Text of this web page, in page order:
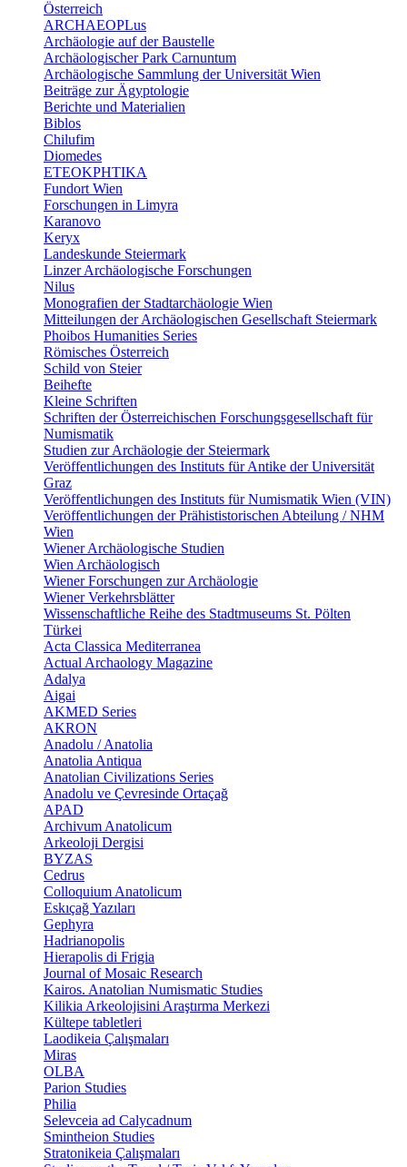
Österreich
ARCHAEOPLus
Archäologie auf der Baustelle
Archäologischer Park Carnuntum
Archäologische Sammlung der Universität Wien
Beiträge zur Ägyptologie
Berichte und Materialien
Biblos
Chilufim
Diomedes
ETEOKPHTIKA
Fundort Wien
Forschungen in Limyra
Karanovo
Keryx
Landeskunde Steiermark
Linzer Archäologische Forschungen
Nilus
Monografien der Stadtarchäologie Wien
Mitteilungen der Archäologischen Gesellschaft Steiermark
Phoibos Humanities Series
Römisches Österreich
Schild von Steier
Beihefte
Kleine Schriften
Schriften der Österreichischen Forschungsgesellschaft für
Numismatik
Studien zur Archäologie der Steiermark
Veröffentlichungen des Instituts für Antike der Universität
Graz
Veröffentlichungen des Instituts für Numismatik Wien (VIN)
Veröffentlichungen der Prähististorischen Abteilung / NHM
Wien
Wiener Archäologische Studien
Wien Archäologisch
Wiener Forschungen zur Archäologie
Wiener Verkehrsblätter
Wissenschaftliche Reihe des Stadtmuseums St. Pölten
Türkei
Acta Classica Mediterranea
Actual Archaology Magazine
Adalya
Aigai
AKMED Series
AKRON
Anadolu / Anatolia
Anatolia Antiqua
Anatolian Civilizations Series
Anadolu ve Çevresinde Ortaçağ
APAD
Archivum Anatolicum
Arkeoloji Dergisi
BYZAS
Cedrus
Colloquium Anatolicum
Eskıçağ Yazıları
Gephyra
Hadrianopolis
Hierapolis di Frigia
Journal of Mosaic Research
Kairos. Anatolian Numismatic Studies
Kilikia Arkeolojisini Araştırma Merkezi
Kültepe tabletleri
Laodikeia Çalışmaları
Miras
OLBA
Parion Studies
Philia
Selevceia ad Calycadnum
Smintheion Studies
Stratonikeia Çalışmaları